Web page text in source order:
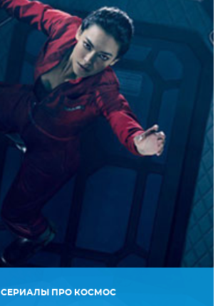
СЕРИАЛЫ ПРО КОСМОС